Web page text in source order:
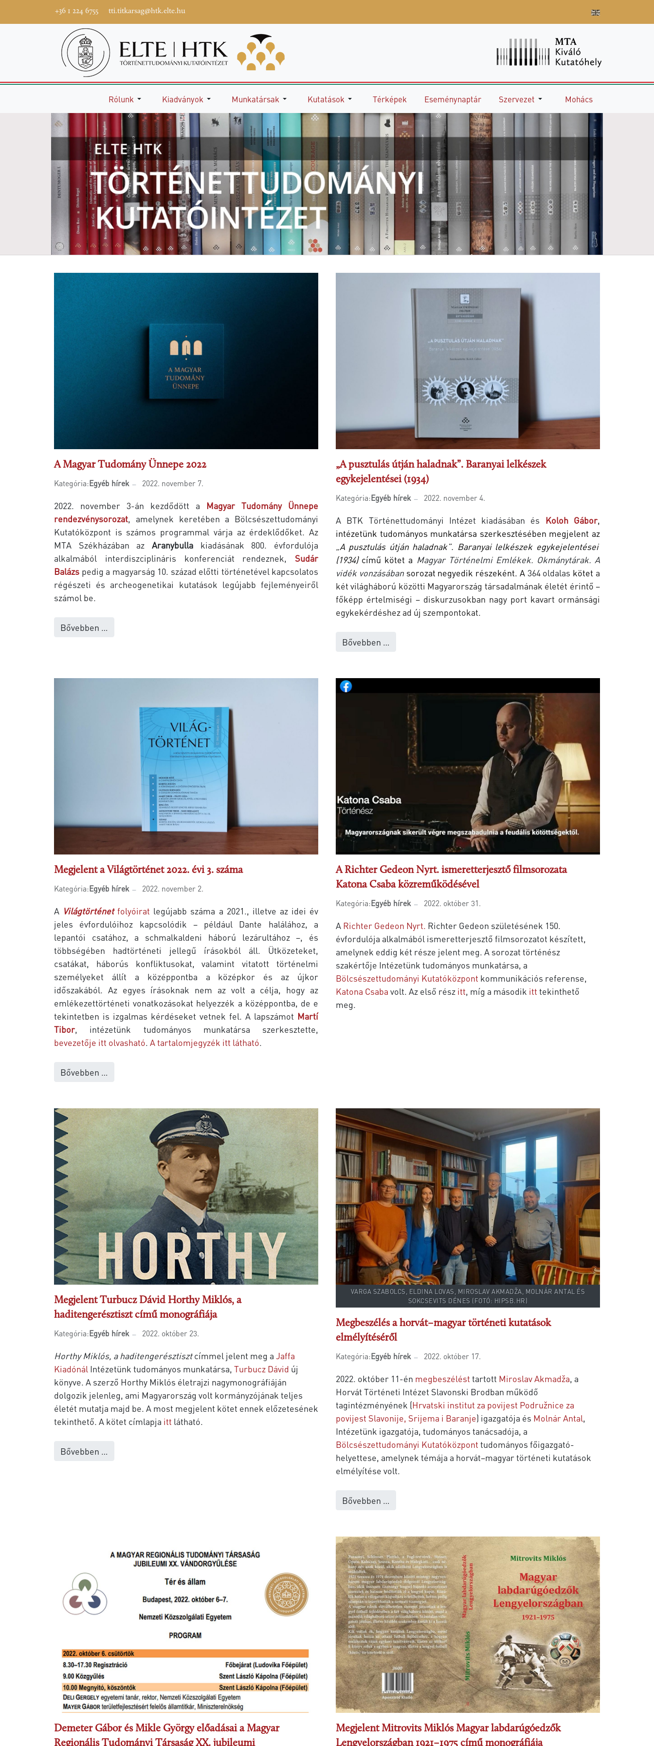
+36 1 224 6755 tti.titkarsag@htk.elte.hu
Rólunk Kiadványok Munkatársak Kutatások Térképek Eseménynaptár Szervezet Mohács
A Magyar Tudomány Ünnepe 2022
Kategória:Egyéb hírek 2022. november 7.
2022. november 3-án kezdődött a Magyar Tudomány Ünnepe
rendezvénysorozat, amelynek keretében a Bölcsészettudományi
Kutatóközpont is számos programmal várja az érdeklődőket. Az
MTA Székházában az Aranybulla kiadásának 800. évfordulója
alkalmából interdiszciplináris konferenciát rendeznek, Sudár
Balázs pedig a magyarság 10. század előtti történetével kapcsolatos
régészeti és archeogenetikai kutatások legújabb fejleményeiről
számol be.
Bővebben …
„A pusztulás útján haladnak”. Baranyai lelkészek
egykejelentései (1934)
Kategória:Egyéb hírek 2022. november 4.
A BTK Történettudományi Intézet kiadásában és Koloh Gábor,
intézetünk tudományos munkatársa szerkesztésében megjelent az
„A pusztulás útján haladnak”. Baranyai lelkészek egykejelentései
(1934)című kötet a Magyar Történelmi Emlékek. Okmánytárak. A
vidék vonzásában sorozat negyedik részeként. A 364 oldalas kötet a
két világháború közötti Magyarország társadalmának életét érintő –
főképp értelmiségi – diskurzusokban nagy port kavart ormánsági
egykekérdéshez ad új szempontokat.
Bővebben …
Megjelent a Világtörténet 2022. évi 3. száma
Kategória:Egyéb hírek 2022. november 2.
A Világtörténetfolyóirat legújabb száma a 2021., illetve az idei év
jeles évfordulóihoz kapcsolódik – például Dante halálához, a
lepantói csatához, a schmalkaldeni háború lezárultához –, és
többségében hadtörténeti jellegű írásokból áll. Ütközeteket,
csatákat, háborús konfliktusokat, valamint vitatott történelmi
személyeket állít a középpontba a középkor és az újkor
időszakából. Az egyes írásoknak nem az volt a célja, hogy az
emlékezettörténeti vonatkozásokat helyezzék a középpontba, de e
tekintetben is izgalmas kérdéseket vetnek fel. A lapszámot Martí
Tibor, intézetünk tudományos munkatársa szerkesztette,
bevezetője itt olvasható. A tartalomjegyzék itt látható.
Bővebben …
A Richter Gedeon Nyrt. ismeretterjesztő filmsorozata
Katona Csaba közreműködésével
Kategória:Egyéb hírek 2022. október 31.
A Richter Gedeon Nyrt. Richter Gedeon születésének 150.
évfordulója alkalmából ismeretterjesztő filmsorozatot készített,
amelynek eddig két része jelent meg. A sorozat történész
szakértője Intézetünk tudományos munkatársa, a
Bölcsészettudományi Kutatóközpont kommunikációs referense,
Katona Csaba volt. Az első rész itt, míg a második itt tekinthető
meg.
Megjelent Turbucz Dávid Horthy Miklós, a
haditengerésztiszt című monográfiája
Kategória:Egyéb hírek 2022. október 23.
Horthy Miklós, a haditengerésztisztcímmel jelent meg a Jaffa
Kiadónál Intézetünk tudományos munkatársa, Turbucz Dávid új
könyve. A szerző Horthy Miklós életrajzi nagymonográfiáján
dolgozik jelenleg, ami Magyarország volt kormányzójának teljes
életét mutatja majd be. A most megjelent kötet ennek előzetesének
tekinthető. A kötet címlapja itt látható.
Bővebben …
VARGA SZABOLCS, ELDINA LOVAS, MIROSLAV AKMADŽA, MOLNÁR ANTAL ÉS
SOKCSEVITS DÉNES (FOTÓ: HIPSB.HR)
Megbeszélés a horvát–magyar történeti kutatások
elmélyítéséről
Kategória:Egyéb hírek 2022. október 17.
2022. október 11-én megbeszélést tartott Miroslav Akmadža, a
Horvát Történeti Intézet Slavonski Brodban működő
tagintézményének (Hrvatski institut za povijest Podružnice za
povijest Slavonije, Srijema i Baranje) igazgatója és Molnár Antal,
Intézetünk igazgatója, tudományos tanácsadója, a
Bölcsészettudományi Kutatóközpont tudományos főigazgató-
helyettese, amelynek témája a horvát–magyar történeti kutatások
elmélyítése volt.
Bővebben …
Demeter Gábor és Mikle György előadásai a Magyar
Regionális Tudományi Társaság XX. jubileumi
Megjelent Mitrovits Miklós Magyar labdarúgóedzők
Lengyelországban 1921–1975 című monográfiája